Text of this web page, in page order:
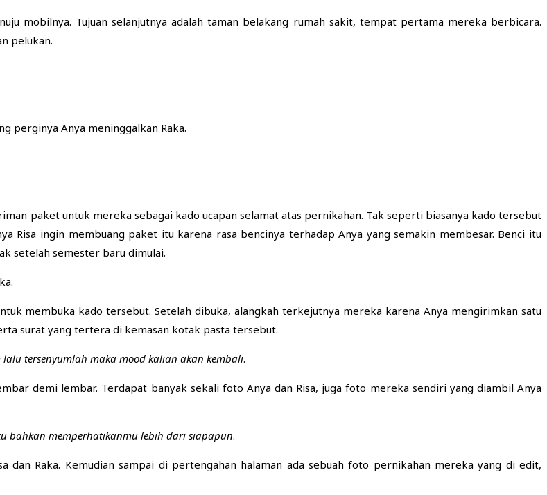
mobilnya. Tujuan selanjutnya adalah taman belakang rumah sakit, tempat pertama mereka berbicara.
pelukan.
perginya Anya meninggalkan Raka.
paket untuk mereka sebagai kado ucapan selamat atas pernikahan. Tak seperti biasanya kado tersebut
Risa ingin membuang paket itu karena rasa bencinya terhadap Anya yang semakin membesar. Benci itu
setelah semester baru dimulai.
membuka kado tersebut. Setelah dibuka, alangkah terkejutnya mereka karena Anya mengirimkan satu
surat yang tertera di kemasan kotak pasta tersebut.
tersenyumlah maka mood kalian akan kembali.
demi lembar. Terdapat banyak sekali foto Anya dan Risa, juga foto mereka sendiri yang diambil Anya
bahkan memperhatikanmu lebih dari siapapun.
dan Raka. Kemudian sampai di pertengahan halaman ada sebuah foto pernikahan mereka yang di edit,